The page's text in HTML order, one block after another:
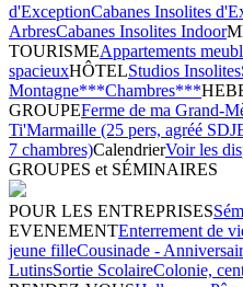
d'ExceptionCabanes Insolites
ArbresCabanes Insolites Indoor
TOURISMEAppartements
spacieuxHÔTELStudios Insolites
Montagne***Chambres***
GROUPEFerme de ma Grand-
Ti'Marmaille (25 pers, agréé
7 chambres)CalendrierVoir les
GROUPES et SÉMINAIRES
POUR LES ENTREPRISES
EVENEMENTEnterrement de
jeune filleCousinade -
LutinsSortie ScolaireColonie,